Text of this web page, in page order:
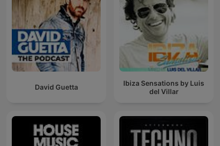
David Guetta
Ibiza Sensations by Luis
del Villar